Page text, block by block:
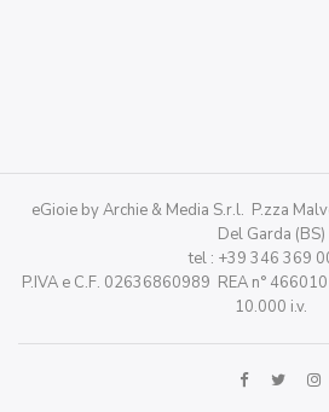
eGioie by Archie & Media S.r.l. P.zza
Del Garda (BS)
tel : +39 346 369
P.IVA e C.F. 02636860989 REA n°
10.000 i.v.